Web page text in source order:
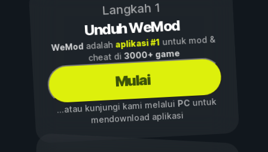
Langkah 1
Unduh WeMod
WeModadalah aplikasi #1untuk mod &
cheat di3000+ game
Mulai
...atau kunjungi kami melalui PCuntuk
mendownload aplikasi